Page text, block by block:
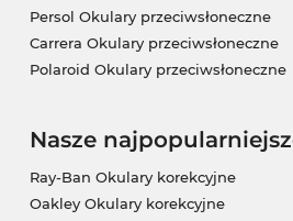
Persol Okulary przeciwsłoneczne
Carrera Okulary przeciwsłoneczne
Polaroid Okulary przeciwsłoneczne
Nasze
Ray-Ban Okulary korekcyjne
Oakley Okulary korekcyjne